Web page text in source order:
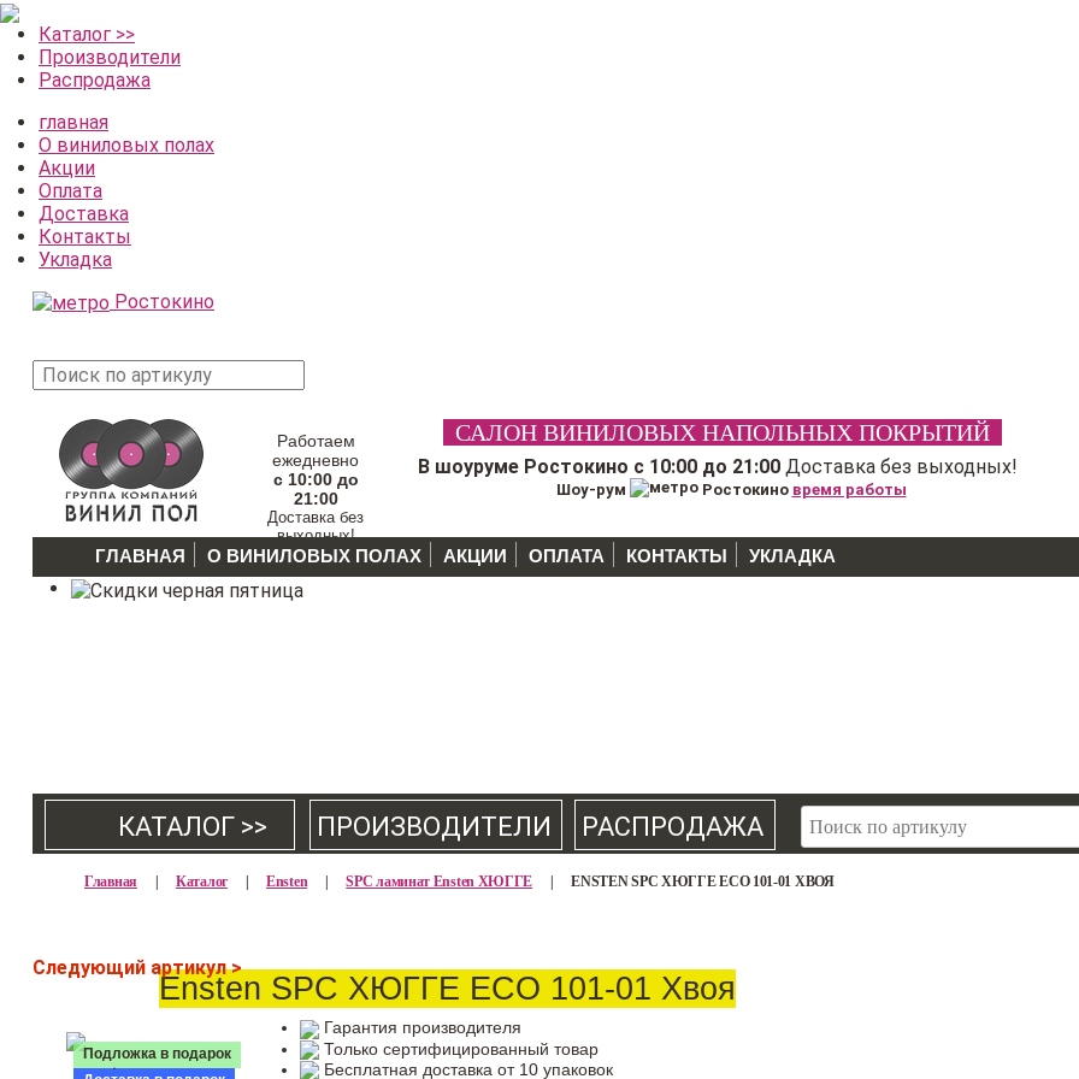
Каталог >>
Производители
Распродажа
главная
О виниловых полах
Акции
Оплата
Доставка
Контакты
Укладка
Ростокино
товара
Работаем
ежедневно
с 10:00 до
21:00
Доставка без
выходных!
САЛОН ВИНИЛОВЫХ НАПОЛЬНЫХ ПОКРЫТИЙ
В шоуруме Ростокино с 10:00 до 21:00 Доставка без выходных!
Шоу-рум Ростокино время работы
ГЛАВНАЯ О ВИНИЛОВЫХ ПОЛАХ АКЦИИ ОПЛАТА КОНТАКТЫ УКЛАДКА
КАТАЛОГ >> ПРОИЗВОДИТЕЛИ РАСПРОДАЖА
Главная Каталог Ensten SPC ламинат Ensten ХЮГГЕ ENSTEN SPC ХЮГГЕ ECO 101-01 ХВОЯ
Следующий артикул >
Ensten SPC ХЮГГЕ ECO 101-01 Хвоя
Подложка в подарок
Гарантия производителя
Только сертифицированный товар
Бесплатная доставка от 10 упаковок